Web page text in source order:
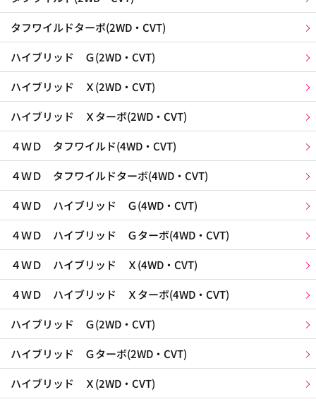
タフワイルドターボ(2WD・CVT)
ハイブリッド Ｇ(2WD・CVT)
ハイブリッド Ｘ(2WD・CVT)
ハイブリッド Ｘターボ(2WD・CVT)
４ＷＤ タフワイルド(4WD・CVT)
４ＷＤ タフワイルドターボ(4WD・CVT)
４ＷＤ ハイブリッド Ｇ(4WD・CVT)
４ＷＤ ハイブリッド Ｇターボ(4WD・CVT)
４ＷＤ ハイブリッド Ｘ(4WD・CVT)
４ＷＤ ハイブリッド Ｘターボ(4WD・CVT)
ハイブリッド Ｇ(2WD・CVT)
ハイブリッド Ｇターボ(2WD・CVT)
ハイブリッド Ｘ(2WD・CVT)